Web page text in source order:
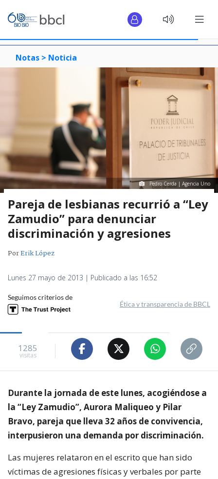
Notas > Noticia
Pedro Cerda | Agencia Uno
Pareja de lesbianas recurrió a “Ley
Zamudio” para denunciar
discriminación y agresiones
PorErik López
Lunes 27 mayo de 2013 | Publicado a las 16:52
Seguimos criterios de
Ética y transparencia de BBCL
1285
visitas
Durante la jornada de este lunes, acogiéndose a
la “Ley Zamudio”, Aurora Maliqueo y Pilar
Bravo, pareja que lleva 32 años de convivencia,
interpusieron una demanda por discriminación.
Las mujeres relataron en el escrito que han sido
víctimas de agresiones físicas y verbales por parte